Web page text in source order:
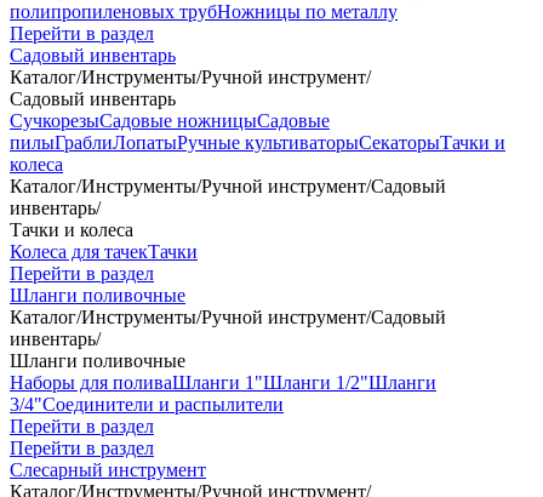
полипропиленовых трубНожницы по металлу
Перейти в раздел
Садовый инвентарь
Каталог/Инструменты/Ручной инструмент/
Садовый инвентарь
СучкорезыСадовые ножницыСадовые
пилыГраблиЛопатыРучные культиваторыСекаторыТачки и
колеса
Каталог/Инструменты/Ручной инструмент/Садовый
инвентарь/
Тачки и колеса
Колеса для тачекТачки
Перейти в раздел
Шланги поливочные
Каталог/Инструменты/Ручной инструмент/Садовый
инвентарь/
Шланги поливочные
Наборы для поливаШланги 1"Шланги 1/2"Шланги
3/4"Соединители и распылители
Перейти в раздел
Перейти в раздел
Слесарный инструмент
Каталог/Инструменты/Ручной инструмент/